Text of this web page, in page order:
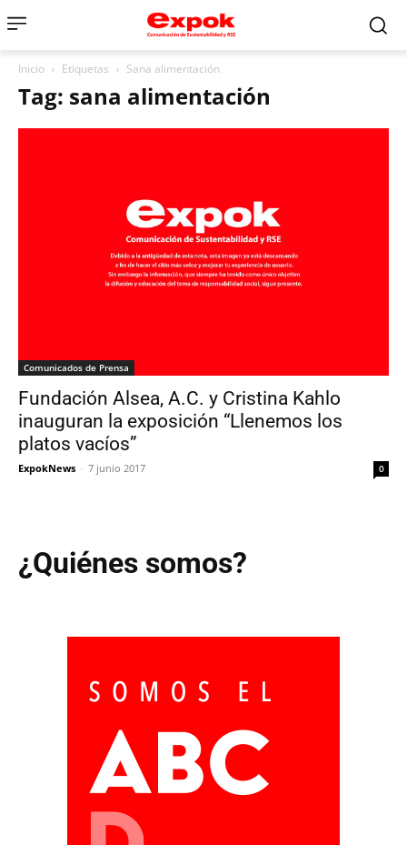
Inicio Etiquetas Sana alimentación
Tag: sana alimentación
Comunicados de Prensa
Fundación Alsea, A.C. y Cristina Kahlo
inauguran la exposición “Llenemos los
platos vacíos”
ExpokNews - 7 junio 2017 0
¿Quiénes somos?